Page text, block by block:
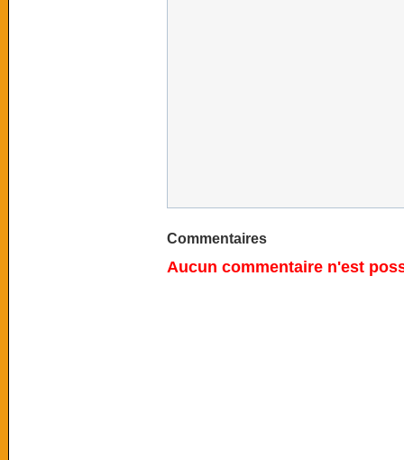
Commentaires
Aucun commentaire n'est